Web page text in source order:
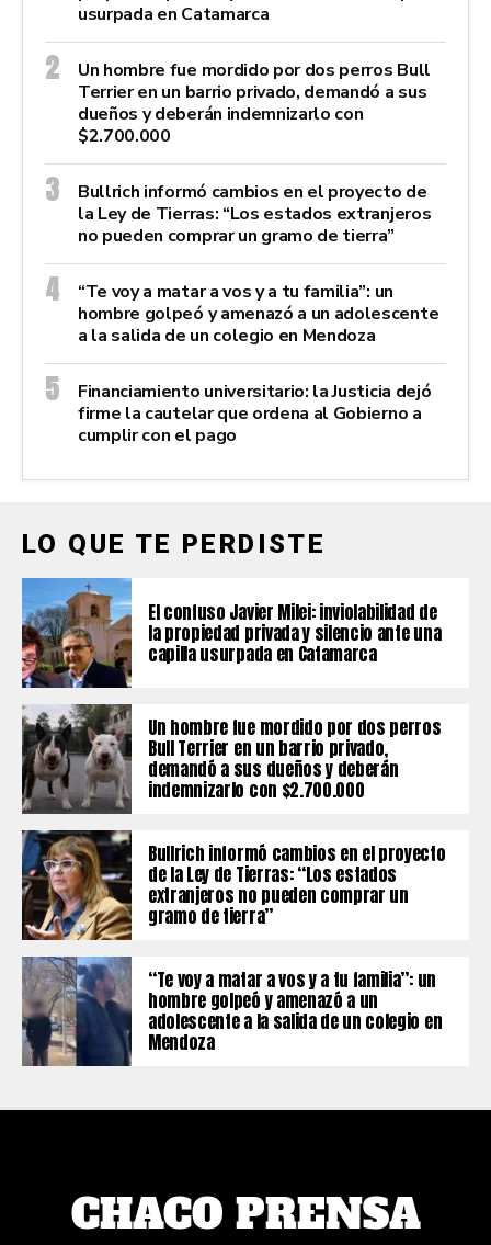
usurpada en Catamarca
Un hombre fue mordido por dos perros Bull
Terrier en un barrio privado, demandó a sus
dueños y deberán indemnizarlo con
$2.700.000
Bullrich informó cambios en el proyecto de
la Ley de Tierras: “Los estados extranjeros
no pueden comprar un gramo de tierra”
“Te voy a matar a vos y a tu familia”: un
hombre golpeó y amenazó a un adolescente
a la salida de un colegio en Mendoza
Financiamiento universitario: la Justicia dejó
firme la cautelar que ordena al Gobierno a
cumplir con el pago
LO QUE TE PERDISTE
El confuso Javier Milei: inviolabilidad de
la propiedad privada y silencio ante una
capilla usurpada en Catamarca
Un hombre fue mordido por dos perros
Bull Terrier en un barrio privado,
demandó a sus dueños y deberán
indemnizarlo con $2.700.000
Bullrich informó cambios en el proyecto
de la Ley de Tierras: “Los estados
extranjeros no pueden comprar un
gramo de tierra”
“Te voy a matar a vos y a tu familia”: un
hombre golpeó y amenazó a un
adolescente a la salida de un colegio en
Mendoza